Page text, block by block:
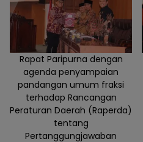
Rapat Paripurna dengan
agenda penyampaian
pandangan umum fraksi
terhadap Rancangan
Peraturan Daerah (Raperda)
tentang
Pertanggungjawaban